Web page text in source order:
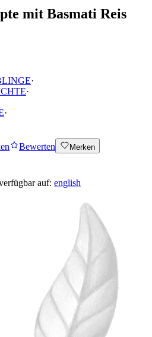
mit Basmati Reis
·
·
·
Bewerten
Merken
auf: english